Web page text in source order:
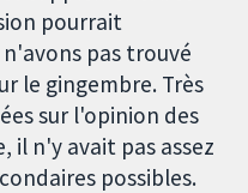
pourrait
pas trouvé
le gingembre. Très
sur l'opinion des
il n'y avait pas assez
possibles.